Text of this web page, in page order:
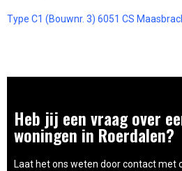
Type C1 (Bouwnr. 3) 6051 CS
Heb jij een vraag over
woningen in Roerdalen?
Laat het ons weten door contact met